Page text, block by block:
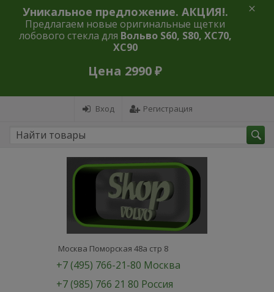
Уникальное предложение. АКЦИЯ!.
Предлагаем новые оригинальные щетки
лобового стекла для Вольво S60, S80, XC70,
XC90
Цена 2990 ₽
Вход Регистрация
Москва Поморская 48а стр 8
+7 (495) 766-21-80 Москва
+7 (985) 766 21 80 Россия